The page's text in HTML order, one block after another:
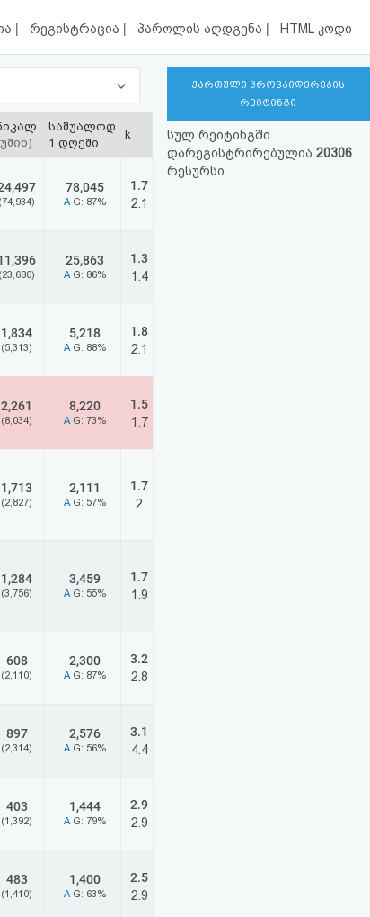
| რეგისტრაცია | პაროლის აღდგენა | HTML კოდი
საშუალოდ
1 დღეში
k
(74,934)
78,045
A G: 87%
1.7
2.1
(23,680)
25,863
A G: 86%
1.3
1.4
1,834
(5,313)
5,218
A G: 88%
1.8
2.1
2,261
(8,034)
8,220
A G: 73%
1.5
1.7
1,713
(2,827)
2,111
A G: 57%
1.7
2
1,284
(3,756)
3,459
A G: 55%
1.7
1.9
608
(2,110)
2,300
A G: 87%
3.2
2.8
897
(2,314)
2,576
A G: 56%
3.1
4.4
403
(1,392)
1,444
A G: 79%
2.9
2.9
483
(1,410)
1,400
A G: 63%
2.5
2.9
ქართული პროვაიდერების
რეიტინგი
სულ რეიტინგში
დარეგისტრირებულია 20306
რესურსი